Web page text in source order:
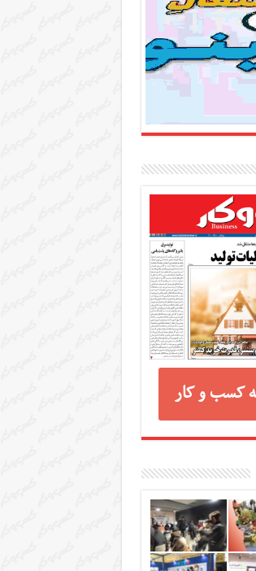
کسب و کار